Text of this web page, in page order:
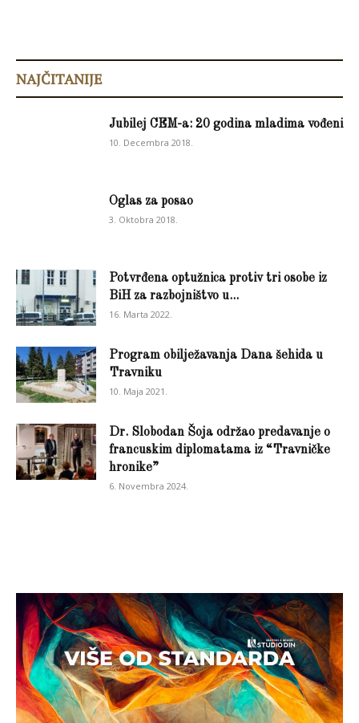
NAJČITANIJE
Jubilej CEM-a: 20 godina mladima vođeni
10. Decembra 2018.
Oglas za posao
3. Oktobra 2018.
Potvrđena optužnica protiv tri osobe iz
BiH za razbojništvo u...
16. Marta 2022.
Program obilježavanja Dana šehida u
Travniku
10. Maja 2021.
Dr. Slobodan Šoja održao predavanje o
francuskim diplomatama iz “Travničke
hronike”
6. Novembra 2024.